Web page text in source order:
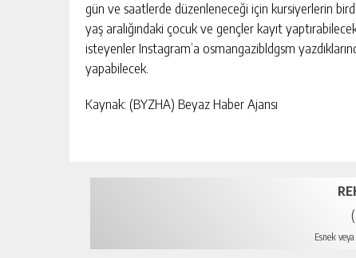
gün ve saatlerde düzenleneceği için kursiyerlerin
yaş aralığındaki çocuk ve gençler kayıt
isteyenler Instagram’a osmangazibldgsm
yapabilecek.
Kaynak: (BYZHA) Beyaz Haber Ajansı
Esnek